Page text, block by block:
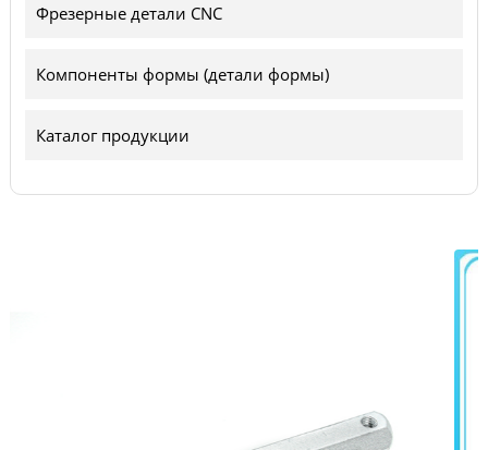
Фрезерные детали CNC
Компоненты формы (детали формы)
Каталог продукции